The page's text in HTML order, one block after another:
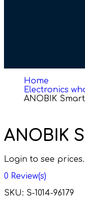
Home
Electronics
ANOBIK
ANOBIK
Login to see prices.
0 Review(s)
SKU: S-1014-96179